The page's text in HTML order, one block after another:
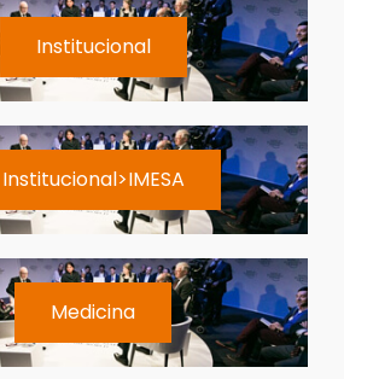
Institucional
Institucional>IMESA
Medicina